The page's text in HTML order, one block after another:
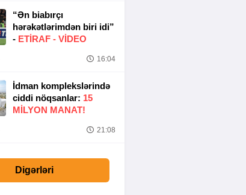
“Ən biabırçı
hərəkətlərimdən biri idi”
- ETIRAF - VİDEO
16:04
İdman komplekslərində
ciddi nöqsanlar: 15
MILYON MANAT!
21:08
Digərləri